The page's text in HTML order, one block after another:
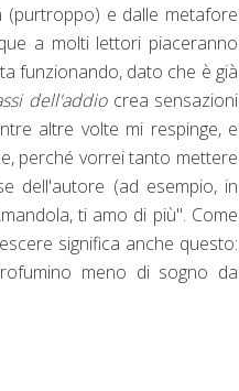
(purtroppo) e dalle metafore
a molti lettori piaceranno
funzionando, dato che è già
dell'addiocrea sensazioni
altre volte mi respinge, e
perché vorrei tanto mettere
dell'autore (ad esempio, in
ti amo di più". Come
significa anche questo:
meno di sogno da